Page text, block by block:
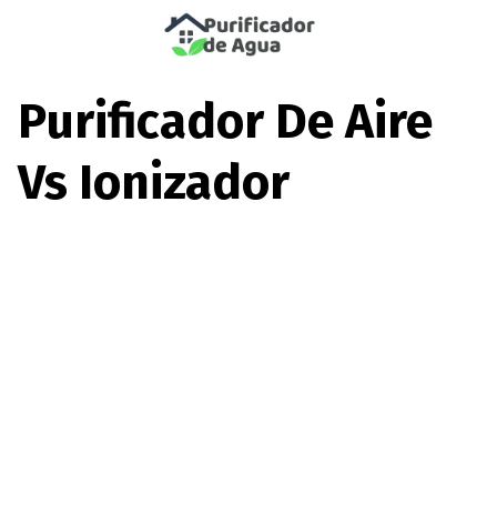
contenido
Purificador De Aire
Vs Ionizador